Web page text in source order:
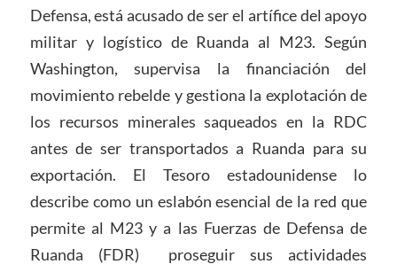
Defensa, está acusado de ser el artífice del apoyo
militar y logístico de Ruanda al M23. Según
Washington, supervisa la financiación del
movimiento rebelde y gestiona la explotación de
los recursos minerales saqueados en la RDC
antes de ser transportados a Ruanda para su
exportación. El Tesoro estadounidense lo
describe como un eslabón esencial de la red que
permite al M23 y a las Fuerzas de Defensa de
Ruanda (FDR) proseguir sus actividades